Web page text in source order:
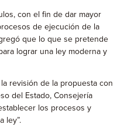
con el fin de dar mayor
de ejecución de la
que lo que se pretende
lograr una ley moderna y
revisión de la propuesta con
del Estado, Consejería
los procesos y
ley”.